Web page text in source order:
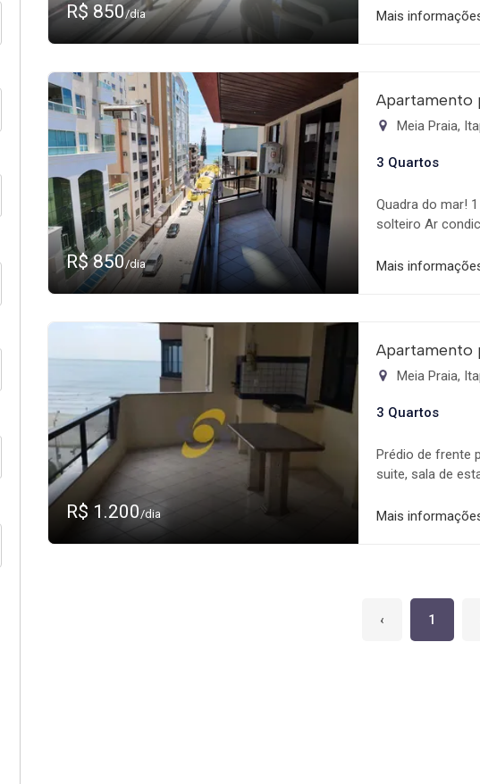
R$ 850/dia
03 dormitórios
Mais
R$ 850/dia
Apartamento
Meia Praia,
3 Quartos
Quadra do mar!
solteiro Ar
Mais
R$ 1.200/dia
Apartamento
Meia Praia,
3 Quartos
Prédio de frente
suite, sala de
garagem
Mais
‹ 1